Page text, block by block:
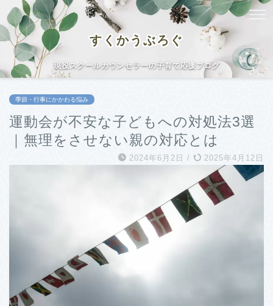
すくかうぶろぐ
現役スクールカウンセラーの子育て応援ブログ
季節・行事にかかわる悩み
運動会が不安な子どもへの対処法3選
｜無理をさせない親の対応とは
2024年6月2日 / 2025年4月12日